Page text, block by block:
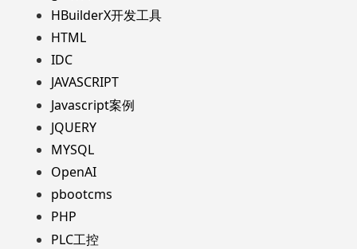
HBuilderX开发工具
HTML
IDC
JAVASCRIPT
Javascript案例
JQUERY
MYSQL
OpenAI
pbootcms
PHP
PLC工控